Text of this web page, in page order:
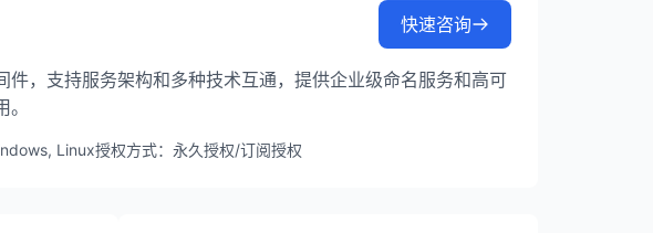
快速咨询
，支持服务架构和多种技术互通，提供企业级命名服务和高可
Linux授权方式：永久授权/订阅授权